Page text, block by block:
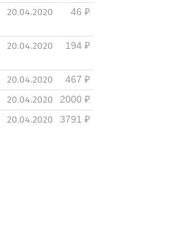
20.04.2020 46 ₽
20.04.2020 194 ₽
20.04.2020
467 ₽
20.04.2020
2000 ₽
20.04.2020 3791 ₽